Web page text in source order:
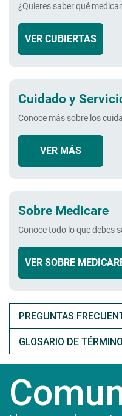
¿Quieres saber qué
VER CUBIERTAS
Cuidado y
Conoce más sobre los
VER MÁS
Sobre Medicare
Conoce todo lo que debes
VER SOBRE
PREGUNTAS
GLOSARIO DE